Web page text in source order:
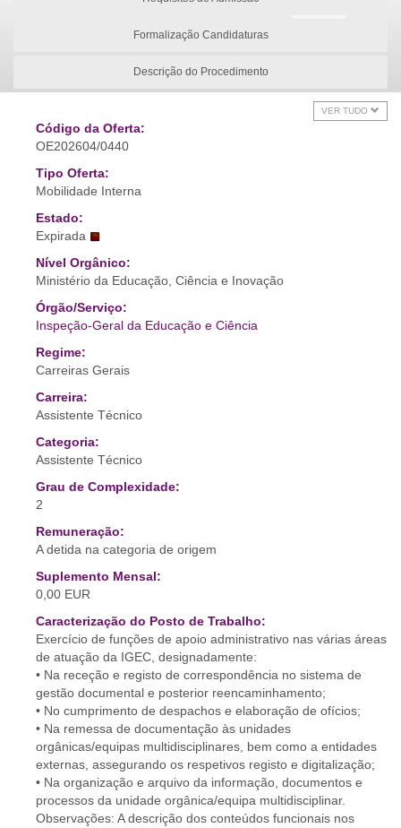
Formalização Candidaturas
Descrição do Procedimento
VER TUDO
Código da Oferta:
OE202604/0440
Tipo Oferta:
Mobilidade Interna
Estado:
Expirada
Nível Orgânico:
Ministério da Educação, Ciência e Inovação
Órgão/Serviço:
Inspeção-Geral da Educação e Ciência
Regime:
Carreiras Gerais
Carreira:
Assistente Técnico
Categoria:
Assistente Técnico
Grau de Complexidade:
2
Remuneração:
A detida na categoria de origem
Suplemento Mensal:
0,00 EUR
Caracterização do Posto de Trabalho:
Exercício de funções de apoio administrativo nas várias áreas
de atuação da IGEC, designadamente:
• Na receção e registo de correspondência no sistema de
gestão documental e posterior reencaminhamento;
• No cumprimento de despachos e elaboração de ofícios;
• Na remessa de documentação às unidades
orgânicas/equipas multidisciplinares, bem como a entidades
externas, assegurando os respetivos registo e digitalização;
• Na organização e arquivo da informação, documentos e
processos da unidade orgânica/equipa multidisciplinar.
Observações: A descrição dos conteúdos funcionais nos